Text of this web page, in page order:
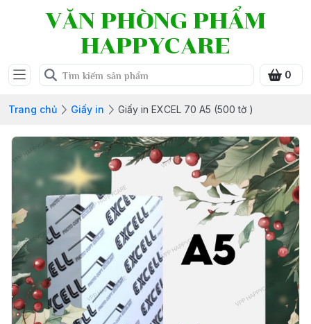
VĂN PHÒNG PHẨM
HAPPYCARE
0
Trang chủ Giấy in Giấy in EXCEL 70 A5 (500 tờ )